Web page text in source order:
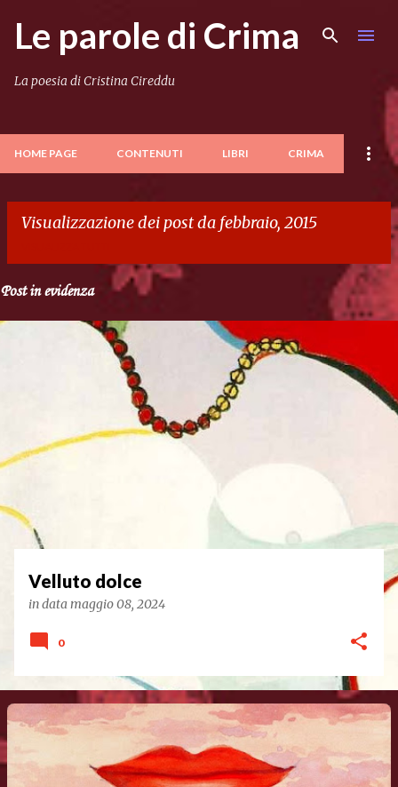
Passa ai contenuti principali
Le parole di Crima
La poesia di Cristina Cireddu
HOME PAGE CONTENUTI LIBRI CRIMA
Visualizzazione dei post da febbraio, 2015
o
Post in evidenza
Velluto dolce
in datamaggio 08, 2024
0